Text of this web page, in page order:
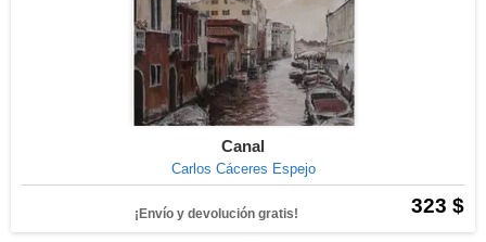
Canal
Carlos Cáceres Espejo
323 $
¡Envío y devolución gratis!